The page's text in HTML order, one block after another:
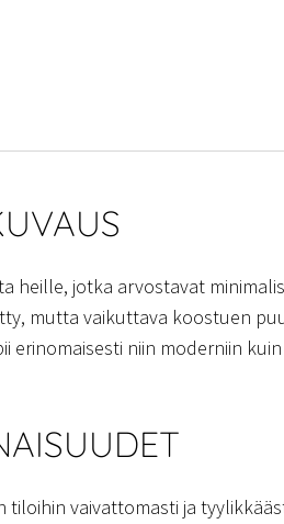
heille, jotka arvostavat
mutta vaikuttava koostuen
erinomaisesti niin moderniin
vaivattomasti ja